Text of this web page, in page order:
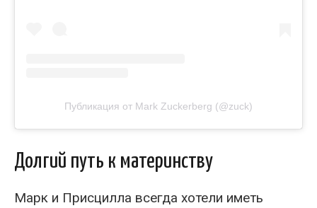
Публикация от Mark Zuckerberg (@zuck)
Долгий путь к материнству
Марк и Присцилла всегда хотели иметь